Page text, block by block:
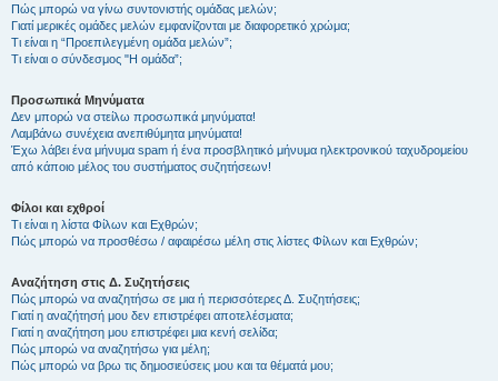
Πώς μπορώ να γίνω συντονιστής ομάδας μελών;
Γιατί μερικές ομάδες μελών εμφανίζονται με διαφορετικό χρώμα;
Τι είναι η “Προεπιλεγμένη ομάδα μελών”;
Τι είναι ο σύνδεσμος "Η ομάδα”;
Προσωπικά Μηνύματα
Δεν μπορώ να στείλω προσωπικά μηνύματα!
Λαμβάνω συνέχεια ανεπιθύμητα μηνύματα!
Έχω λάβει ένα μήνυμα spam ή ένα προσβλητικό μήνυμα ηλεκτρονικού ταχυδρομείου
από κάποιο μέλος του συστήματος συζητήσεων!
Φίλοι και εχθροί
Τι είναι η λίστα Φίλων και Εχθρών;
Πώς μπορώ να προσθέσω / αφαιρέσω μέλη στις λίστες Φίλων και Εχθρών;
Αναζήτηση στις Δ. Συζητήσεις
Πώς μπορώ να αναζητήσω σε μια ή περισσότερες Δ. Συζητήσεις;
Γιατί η αναζήτησή μου δεν επιστρέφει αποτελέσματα;
Γιατί η αναζήτηση μου επιστρέφει μια κενή σελίδα;
Πώς μπορώ να αναζητήσω για μέλη;
Πώς μπορώ να βρω τις δημοσιεύσεις μου και τα θέματά μου;